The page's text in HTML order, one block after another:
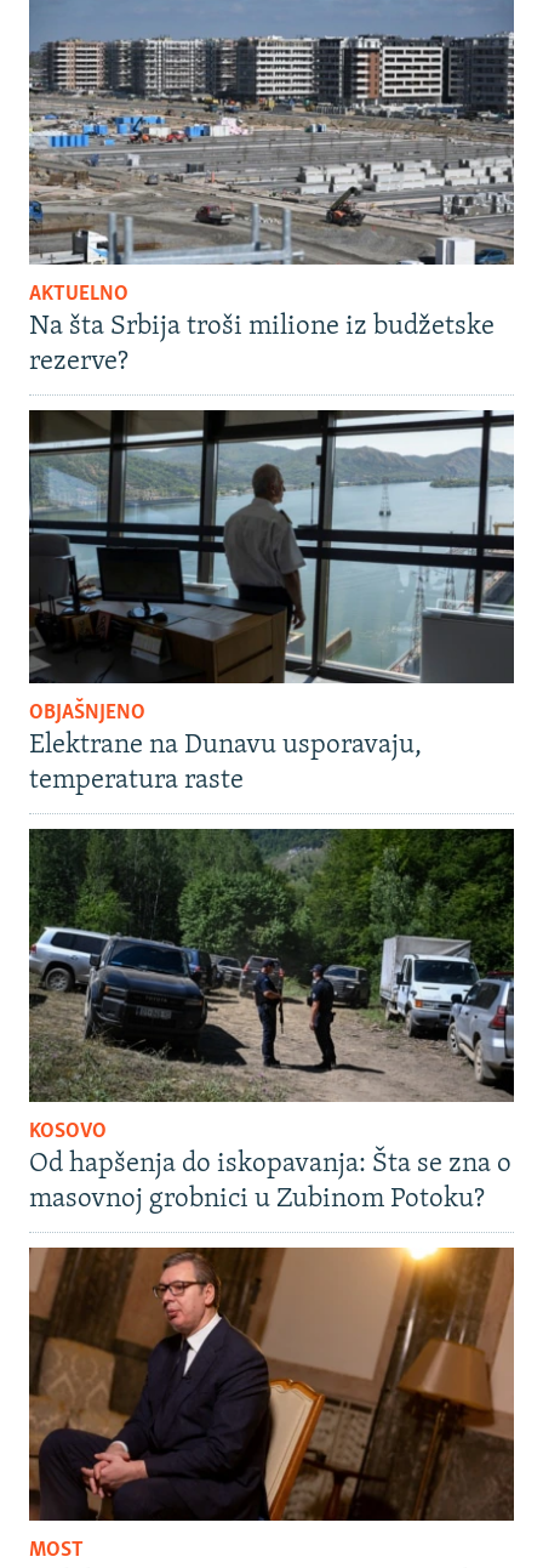
AKTUELNO
Na šta Srbija troši milione iz budžetske
rezerve?
OBJAŠNJENO
Elektrane na Dunavu usporavaju,
temperatura raste
KOSOVO
Od hapšenja do iskopavanja: Šta se zna o
masovnoj grobnici u Zubinom Potoku?
MOST